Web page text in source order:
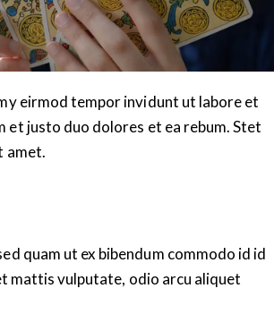
eirmod tempor invidunt ut labore et
et justo duo dolores et ea rebum. Stet
amet.
quam ut ex bibendum commodo id id
mattis vulputate, odio arcu aliquet